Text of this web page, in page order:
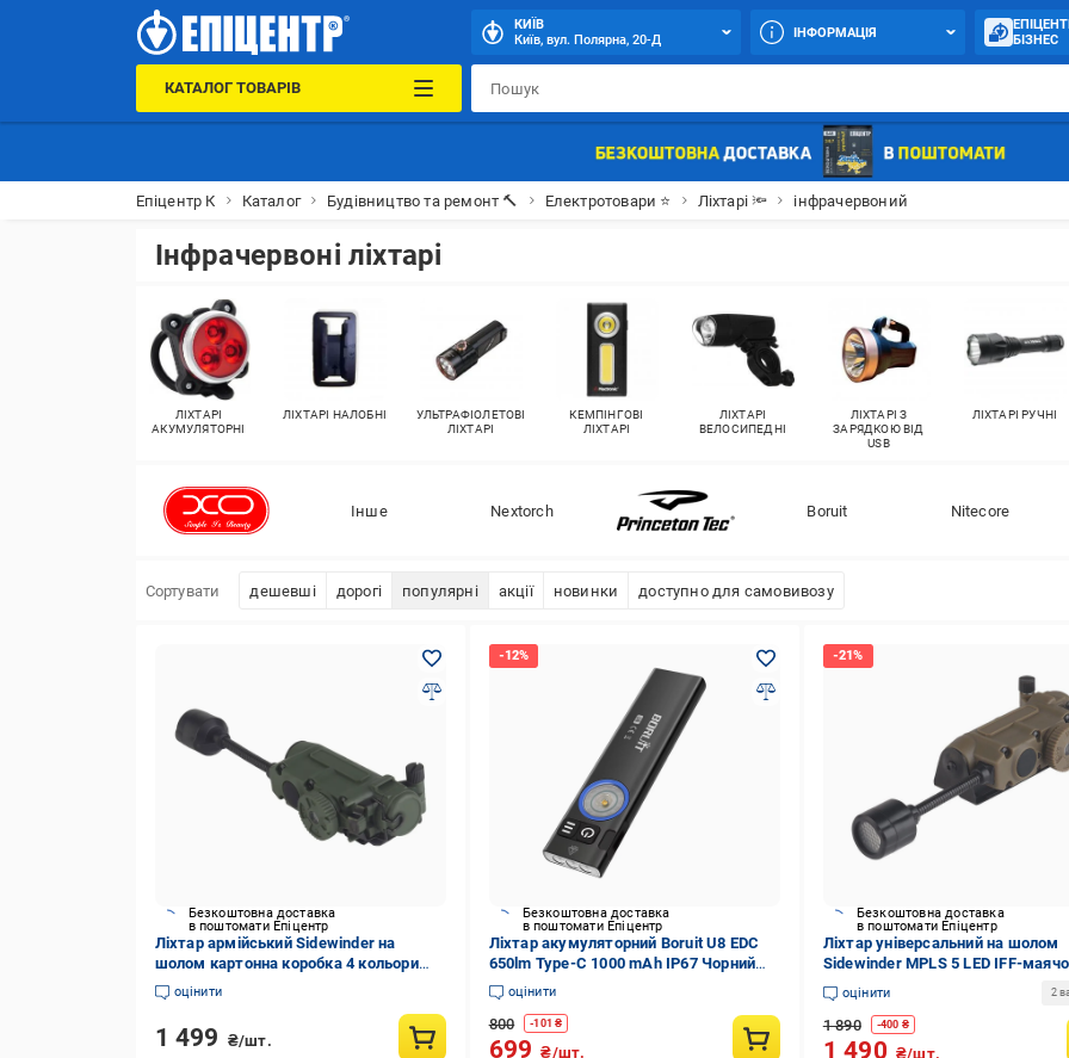
КИЇВ
Київ, вул. Полярна, 20-Д
ІНФОРМАЦІЯ
БІЗНЕС
КАТАЛОГ ТОВАРІВ
Епіцентр К Каталог Будівництво та ремонт 🔨 Електротовари ⭐ Ліхтарі 🔦 інфрачервоний
Інфрачервоні ліхтарі
ЛІХТАРІ
АКУМУЛЯТОРНІ
ЛІХТАРІ НАЛОБНІ
УЛЬТРАФІОЛЕТОВІ
ЛІХТАРІ
КЕМПІНГОВІ
ЛІХТАРІ
ЛІХТАРІ
ВЕЛОСИПЕДНІ
ЛІХТАРІ З
ЗАРЯДКОЮ ВІД
USB
ЛІХТАРІ РУЧНІ
Інше Nextorch Boruit Nitecore
Сортувати дешевші дорогі популярні акції новинки доступно для самовивозу
Безкоштовна доставка
в поштомати Епіцентр
Ліхтар армійський Sidewinder на
шолом картонна коробка 4 кольори
Оливковий
оцінити
1 499 ₴/шт.
Безкоштовна доставка
в поштомати Епіцентр
Ліхтар акумуляторний Boruit U8 EDC
650lm Type-C 1000 mAh IP67 Чорний
(BORUIT-U8)
оцінити
800 -101 ₴
699 ₴/шт.
Безкоштовна доставка
в поштомати Епіцентр
Ліхтар універсальний на шолом
Sidewinder MPLS 5 LED IFF-
оцінити 2
1 890 -400 ₴
1 490 ₴/шт.